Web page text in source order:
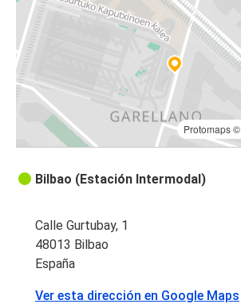
Protomaps©
Bilbao (Estación Intermodal)
Calle Gurtubay, 1
48013 Bilbao
España
Ver esta dirección en Google Maps